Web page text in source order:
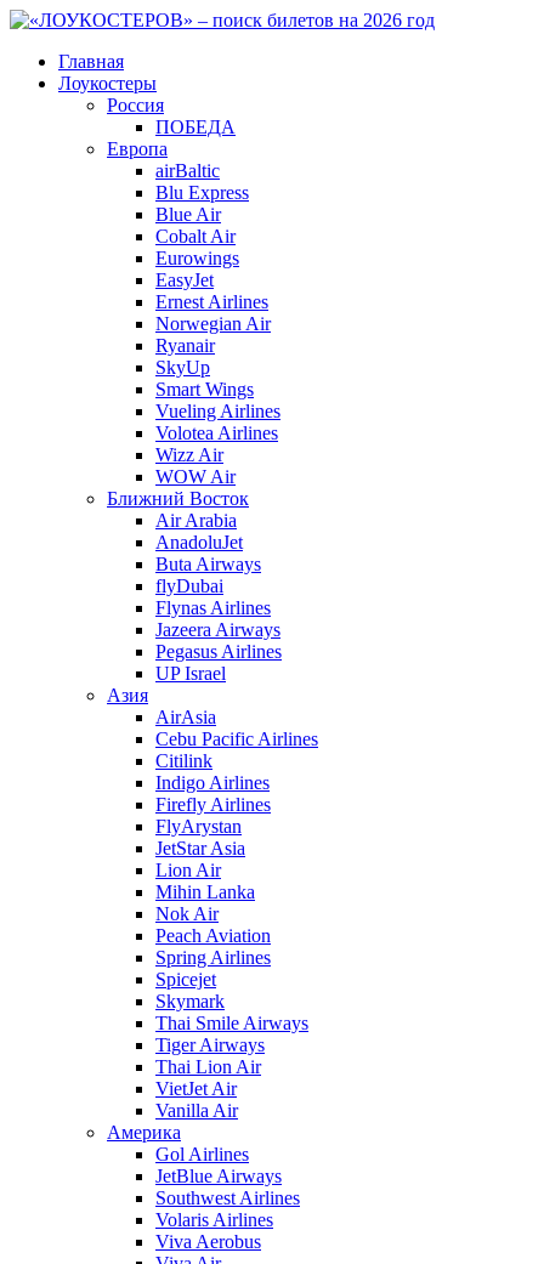
Главная
Лоукостеры
Россия
ПОБЕДА
Европа
airBaltic
Blu Express
Blue Air
Cobalt Air
Eurowings
EasyJet
Ernest Airlines
Norwegian Air
Ryanair
SkyUp
Smart Wings
Vueling Airlines
Volotea Airlines
Wizz Air
WOW Air
Ближний Восток
Air Arabia
AnadoluJet
Buta Airways
flyDubai
Flynas Airlines
Jazeera Airways
Pegasus Airlines
UP Israel
Азия
AirAsia
Cebu Pacific Airlines
Citilink
Indigo Airlines
Firefly Airlines
FlyArystan
JetStar Asia
Lion Air
Mihin Lanka
Nok Air
Peach Aviation
Spring Airlines
Spicejet
Skymark
Thai Smile Airways
Tiger Airways
Thai Lion Air
VietJet Air
Vanilla Air
Америка
Gol Airlines
JetBlue Airways
Southwest Airlines
Volaris Airlines
Viva Aerobus